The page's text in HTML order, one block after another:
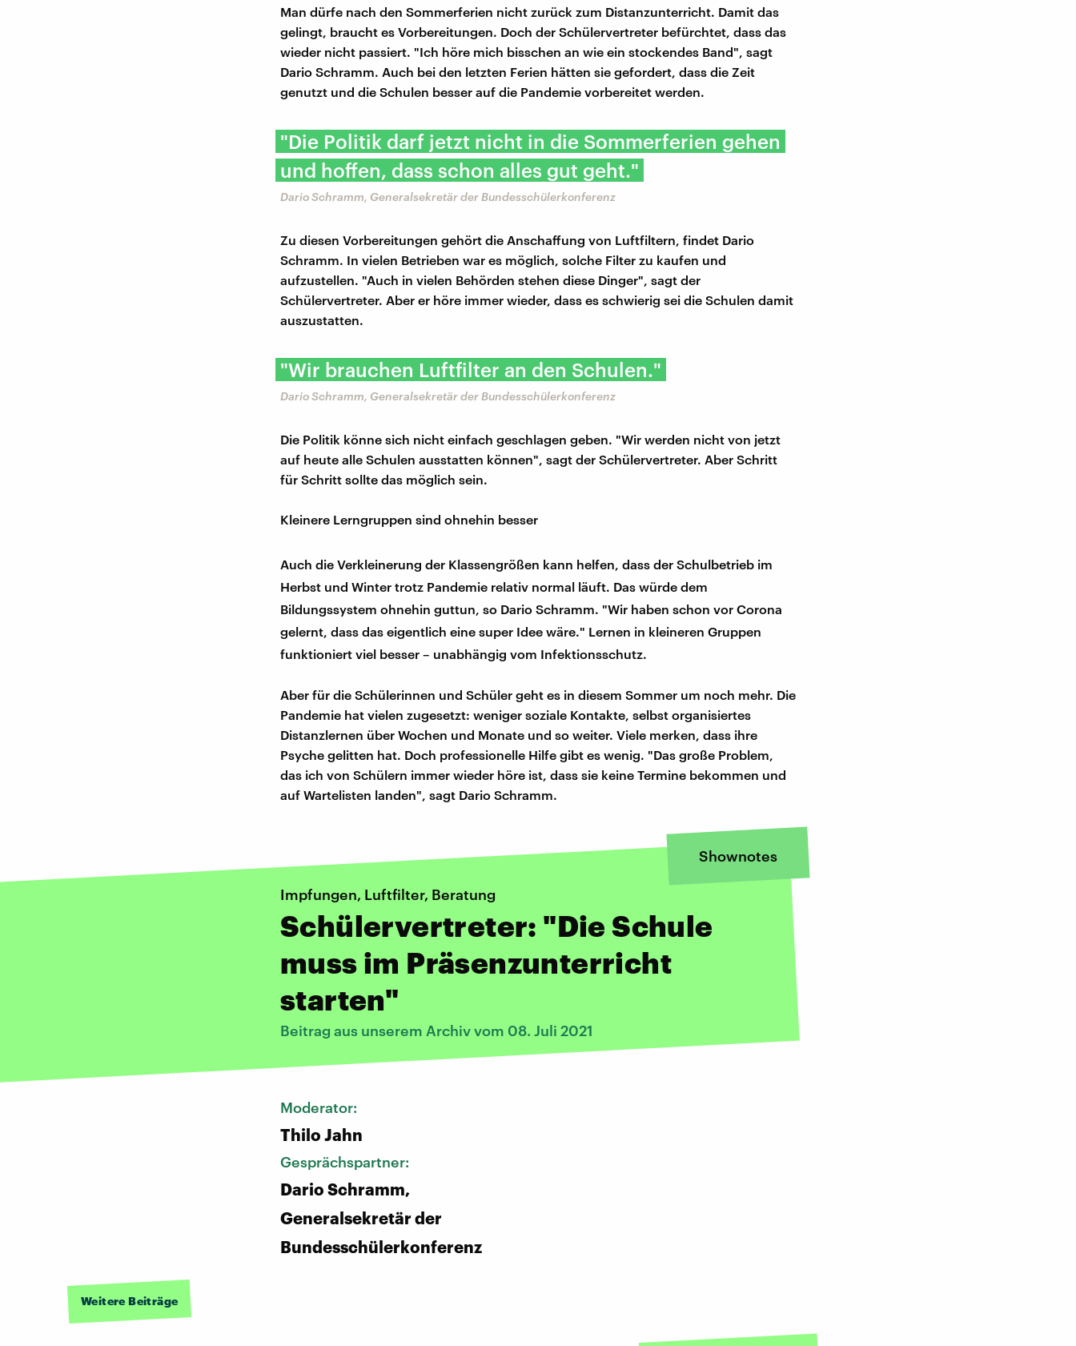
Man dürfe nach den Sommerferien nicht zurück zum Distanzunterricht. Damit das
gelingt, braucht es Vorbereitungen. Doch der Schülervertreter befürchtet, dass das
wieder nicht passiert. "Ich höre mich bisschen an wie ein stockendes Band", sagt
Dario Schramm. Auch bei den letzten Ferien hätten sie gefordert, dass die Zeit
genutzt und die Schulen besser auf die Pandemie vorbereitet werden.
"Die Politik darf jetzt nicht in die Sommerferien gehen
und hoffen, dass schon alles gut geht."
Dario Schramm, Generalsekretär der Bundesschülerkonferenz
Zu diesen Vorbereitungen gehört die Anschaffung von Luftfiltern, findet Dario
Schramm. In vielen Betrieben war es möglich, solche Filter zu kaufen und
aufzustellen. "Auch in vielen Behörden stehen diese Dinger", sagt der
Schülervertreter. Aber er höre immer wieder, dass es schwierig sei die Schulen damit
auszustatten.
"Wir brauchen Luftfilter an den Schulen."
Dario Schramm, Generalsekretär der Bundesschülerkonferenz
Die Politik könne sich nicht einfach geschlagen geben. "Wir werden nicht von jetzt
auf heute alle Schulen ausstatten können", sagt der Schülervertreter. Aber Schritt
für Schritt sollte das möglich sein.
Kleinere Lerngruppen sind ohnehin besser
Auch die Verkleinerung der Klassengrößen kann helfen, dass der Schulbetrieb im
Herbst und Winter trotz Pandemie relativ normal läuft. Das würde dem
Bildungssystem ohnehin guttun, so Dario Schramm. "Wir haben schon vor Corona
gelernt, dass das eigentlich eine super Idee wäre." Lernen in kleineren Gruppen
funktioniert viel besser – unabhängig vom Infektionsschutz.
Aber für die Schülerinnen und Schüler geht es in diesem Sommer um noch mehr. Die
Pandemie hat vielen zugesetzt: weniger soziale Kontakte, selbst organisiertes
Distanzlernen über Wochen und Monate und so weiter. Viele merken, dass ihre
Psyche gelitten hat. Doch professionelle Hilfe gibt es wenig. "Das große Problem,
das ich von Schülern immer wieder höre ist, dass sie keine Termine bekommen und
auf Wartelisten landen", sagt Dario Schramm.
Shownotes
Impfungen, Luftfilter, Beratung
Schülervertreter: "Die Schule
muss im Präsenzunterricht
starten"
Beitrag aus unserem Archiv vom 08. Juli 2021
Moderator:
Thilo Jahn
Gesprächspartner:
Dario Schramm,
Generalsekretär der
Bundesschülerkonferenz
Weitere Beiträge